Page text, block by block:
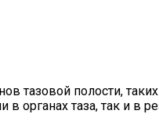
тазовой полости,
таза, так и в